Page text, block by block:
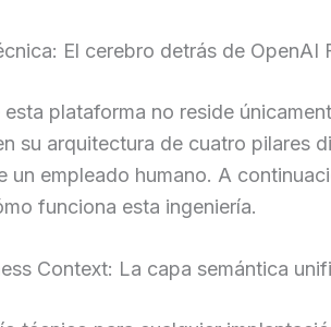
El cerebro detrás de OpenAI
plataforma no reside
su arquitectura de cuatro pilares
un empleado humano. A
funciona esta ingeniería.
Context: La capa semántica